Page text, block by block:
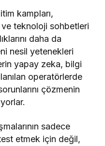
kampları,
teknoloji sohbetleri
daha da
nesil yetenekleri
yapay zeka, bilgi
operatörlerde
çözmenin
sadece
etmek için değil,